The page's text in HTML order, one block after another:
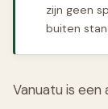
zijn geen
buiten
Vanuatu is een